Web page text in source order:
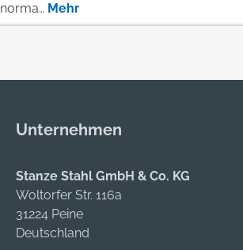
norma… Mehr
Unternehmen
Stanze Stahl GmbH & Co. KG
Woltorfer Str. 116a
31224 Peine
Deutschland